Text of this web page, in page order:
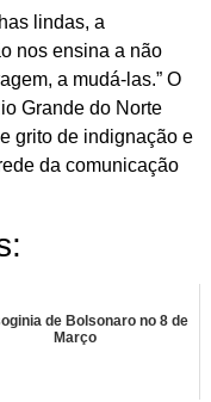
lindas, a
nos ensina a não
a mudá-las.” O
Grande do Norte
grito de indignação e
da comunicação
de Bolsonaro no 8 de
Março